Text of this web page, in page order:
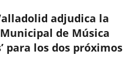
adjudica la
de Música
para los dos próximos